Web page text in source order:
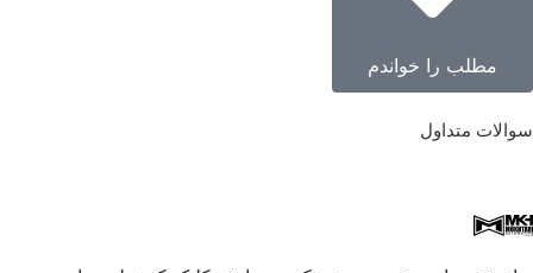
مطلب را خواندم
سوالات متداول